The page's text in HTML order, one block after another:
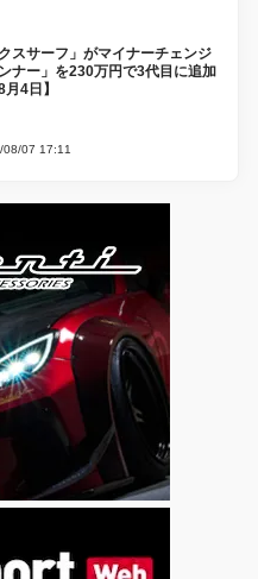
スサーフ」がマイナーチェンジ
ナー」を230万円で3代目に追加
4日】
08/07 17:11